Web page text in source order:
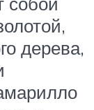
дерева,